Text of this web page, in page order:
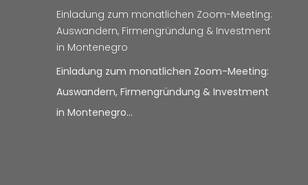
Einladung zum monatlichen Zoom-Meeting:
Auswandern, Firmengründung & Investment
in Montenegro
Einladung zum monatlichen Zoom-Meeting:
Auswandern, Firmengründung & Investment
in Montenegro…